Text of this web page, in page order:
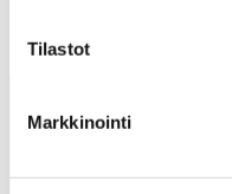
Tilastot
Markkinointi
Avainsanat
alv arvonlisävero